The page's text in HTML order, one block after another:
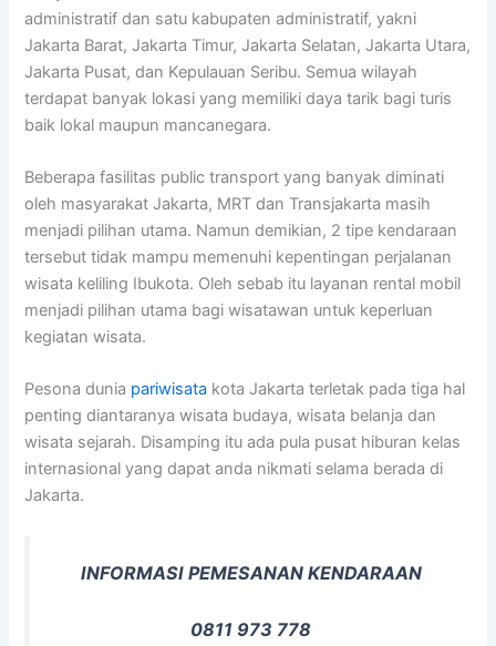
administratif dan satu kabupaten administratif, yakni
Jakarta Barat, Jakarta Timur, Jakarta Selatan, Jakarta Utara,
Jakarta Pusat, dan Kepulauan Seribu. Semua wilayah
terdapat banyak lokasi yang memiliki daya tarik bagi turis
baik lokal maupun mancanegara.
Beberapa fasilitas public transport yang banyak diminati
oleh masyarakat Jakarta, MRT dan Transjakarta masih
menjadi pilihan utama. Namun demikian, 2 tipe kendaraan
tersebut tidak mampu memenuhi kepentingan perjalanan
wisata keliling Ibukota. Oleh sebab itu layanan rental mobil
menjadi pilihan utama bagi wisatawan untuk keperluan
kegiatan wisata.
Pesona dunia pariwisata kota Jakarta terletak pada tiga hal
penting diantaranya wisata budaya, wisata belanja dan
wisata sejarah. Disamping itu ada pula pusat hiburan kelas
internasional yang dapat anda nikmati selama berada di
Jakarta.
INFORMASI PEMESANAN KENDARAAN
0811 973 778